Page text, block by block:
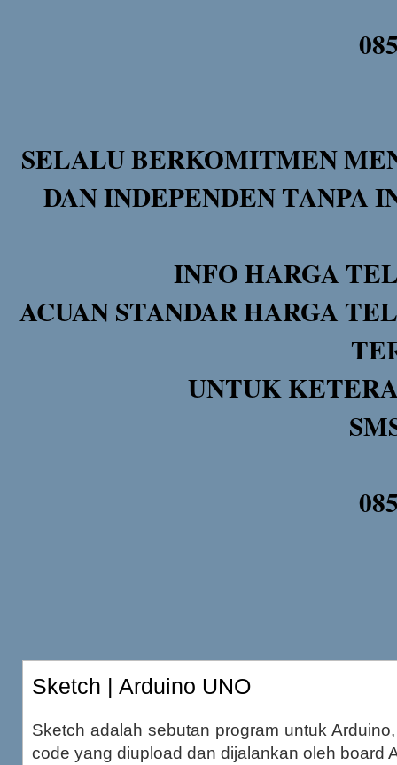
SELALU BERKOMITMEN
DAN INDEPENDEN TANPA
INFO HARGA
ACUAN STANDAR HARGA
UNTUK
Sketch | Arduino UNO
Sketch adalah sebutan program untuk
code yang diupload dan dijalankan oleh board